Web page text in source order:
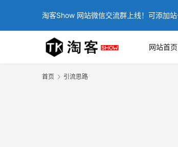
淘客Show 网站微信交流群上线！可添加
网站首页
首页 引流思路